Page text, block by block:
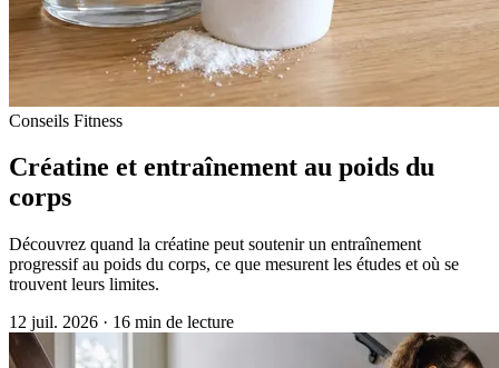
Conseils Fitness
Créatine et entraînement au poids du
corps
Découvrez quand la créatine peut soutenir un entraînement
progressif au poids du corps, ce que mesurent les études et où se
trouvent leurs limites.
12 juil. 2026 · 16 min de lecture